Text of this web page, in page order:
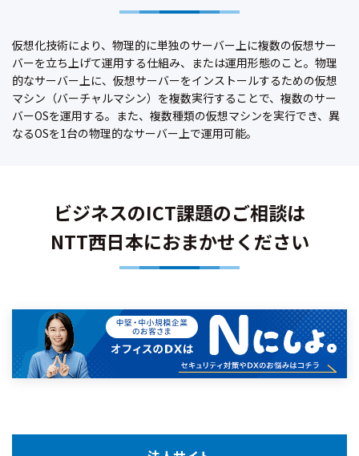
仮想化技術により、物理的に単独のサーバー上に複数の仮想サー
バーを立ち上げて運用する仕組み、または運用形態のこと。物理
的なサーバー上に、仮想サーバーをインストールするための仮想
マシン（バーチャルマシン）を複数実行することで、複数のサー
バーOSを運用する。また、複数種類の仮想マシンを実行でき、異
なるOSを1台の物理的なサーバー上で運用可能。
ビジネスのICT課題のご相談は
NTT西日本におまかせください